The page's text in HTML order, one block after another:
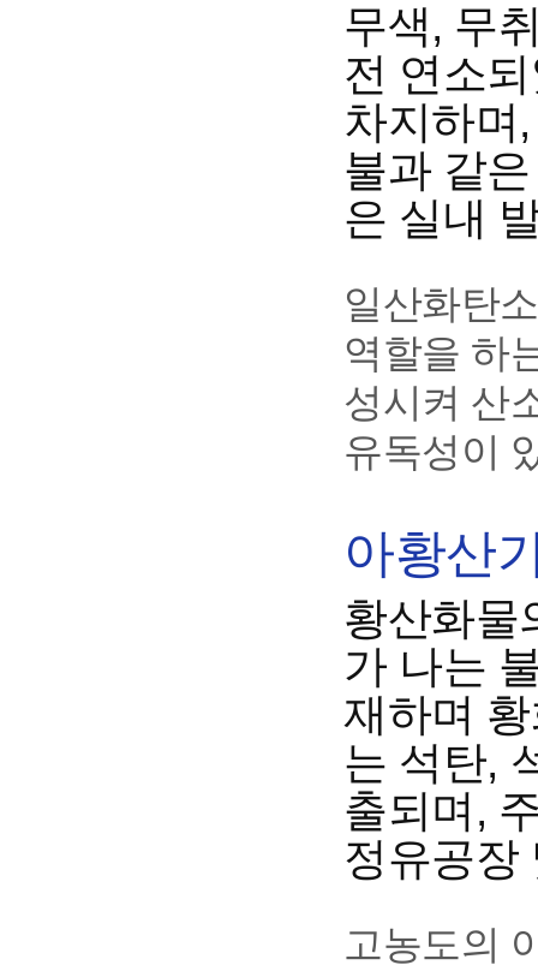
무색, 무
전 연소
차지하며
불과 같
은 실내
일산화탄
역할을 하
성시켜 산
유독성이
아황산
황산화물
가 나는
재하며
는 석탄,
출되며,
정유공장
고농도의